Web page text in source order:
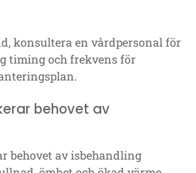
konsultera en vårdpersonal för
timing och frekvens för
behovet av
behovet av isbehandling